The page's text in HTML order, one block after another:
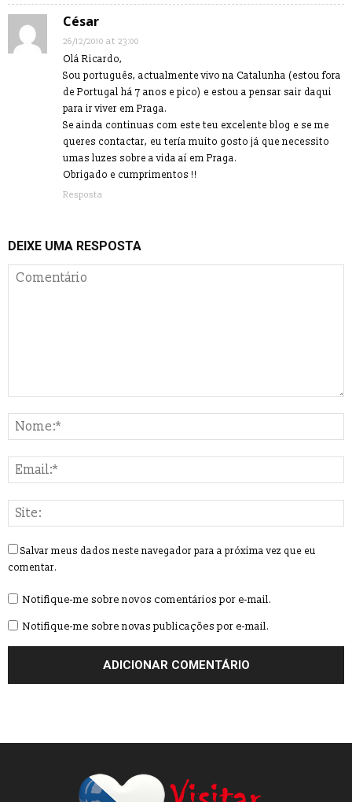
César
26/12/2010 at 23:00
Olá Ricardo,
Sou português, actualmente vivo na Catalunha (estou fora
de Portugal há 7 anos e pico) e estou a pensar sair daqui
para ir viver em Praga.
Se ainda continuas com este teu excelente blog e se me
queres contactar, eu tería muito gosto já que necessito
umas luzes sobre a vida aí em Praga.
Obrigado e cumprimentos !!
Resposta
DEIXE UMA RESPOSTA
Salvar meus dados neste navegador para a próxima vez que eu
comentar.
Notifique-me sobre novos comentários por e-mail.
Notifique-me sobre novas publicações por e-mail.